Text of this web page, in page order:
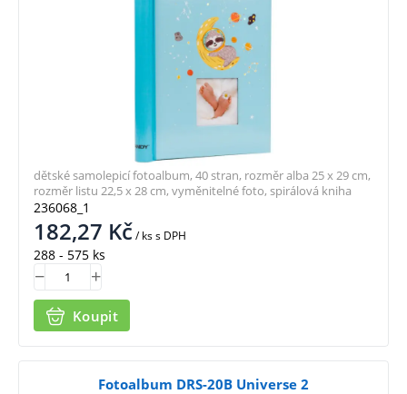
236068_1
182,27 Kč/ kss DPH
288 - 575 ks
Koupit
dětské samolepicí fotoalbum, 40 stran, rozměr alba 25 x 29 cm,
rozměr listu 22,5 x 28 cm, vyměnitelné foto, spirálová kniha
Fotoalbum DRS-20B Universe 2